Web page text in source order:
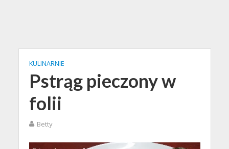
KULINARNIE
Pstrąg pieczony w
folii
Betty